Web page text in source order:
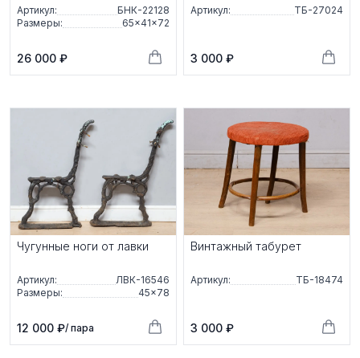
Артикул:
БНК-22128
Размеры:
65×41×72
26 000 ₽
Артикул: ТБ-27024
3 000 ₽
Чугунные ноги от лавки
Артикул:
ЛВК-16546
Размеры:
45×78
12 000 ₽/ пара
Винтажный табурет
Артикул: ТБ-18474
3 000 ₽